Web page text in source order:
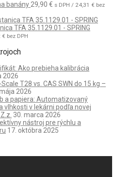
banány 29,90 € s DPH / 24,31 € bez
TFA 35.1129.01 - SPRING
€ bez DPH
Ako prebieha kalibrácia
2026
T28 vs. CAS SWN do 15 kg –
2026
a papiera: Automatizovaný
vlhkosti v lekárni podľa novej
30. marca 2026
nástroj pre rýchlu a
17. októbra 2025